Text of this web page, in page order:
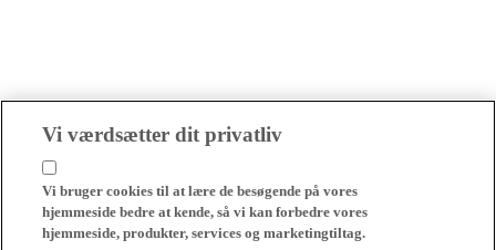
Vi værdsætter dit privatliv
Vi bruger cookies til at lære de besøgende på vores
hjemmeside bedre at kende, så vi kan forbedre vores
hjemmeside, produkter, services og marketingtiltag.